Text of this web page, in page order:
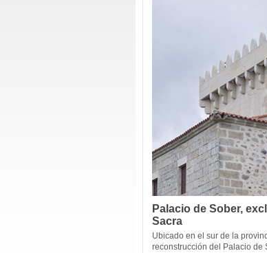
Palacio de Sober,
Sacra
Ubicado en el sur de la
reconstrucción del Palacio de